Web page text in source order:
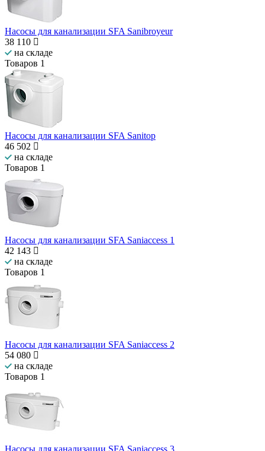
Насосы для канализации SFA Sanibroyeur
38 110
на складе
Товаров 1
Насосы для канализации SFA Sanitop
46 502
на складе
Товаров 1
Насосы для канализации SFA Saniaccess 1
42 143
на складе
Товаров 1
Насосы для канализации SFA Saniaccess 2
54 080
на складе
Товаров 1